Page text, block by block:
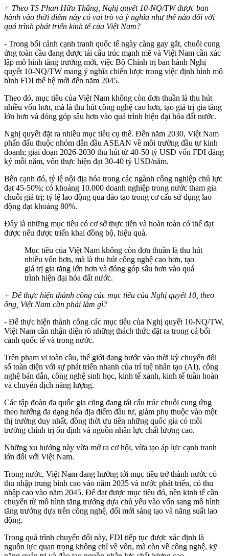
+ Theo TS Phan Hữu Thắng, Nghị quyết 10-NQ/TW được ban
hành vào thời điểm này có vai trò và ý nghĩa như thế nào đối với
quá trình phát triển kinh tế của Việt Nam?
- Trong bối cảnh cạnh tranh quốc tế ngày càng gay gắt, chuỗi cung
ứng toàn cầu đang được tái cấu trúc mạnh mẽ và Việt Nam cần xác
lập mô hình tăng trưởng mới, việc Bộ Chính trị ban hành Nghị
quyết 10-NQ/TW mang ý nghĩa chiến lược trong việc định hình mô
hình FDI thế hệ mới đến năm 2045.
Theo đó, mục tiêu của Việt Nam không còn đơn thuần là thu hút
nhiều vốn hơn, mà là thu hút công nghệ cao hơn, tạo giá trị gia tăng
lớn hơn và đóng góp sâu hơn vào quá trình hiện đại hóa đất nước.
Nghị quyết đặt ra nhiều mục tiêu cụ thể. Đến năm 2030, Việt Nam
phấn đấu thuộc nhóm dẫn đầu ASEAN về môi trường đầu tư kinh
doanh; giai đoạn 2026-2030 thu hút từ 40-50 tỷ USD vốn FDI đăng
ký mỗi năm, vốn thực hiện đạt 30-40 tỷ USD/năm.
Bên cạnh đó, tỷ lệ nội địa hóa trong các ngành công nghiệp chủ lực
đạt 45-50%; có khoảng 10.000 doanh nghiệp trong nước tham gia
chuỗi giá trị; tỷ lệ lao động qua đào tạo trong cơ cấu sử dụng lao
động đạt khoảng 80%.
Đây là những mục tiêu có cơ sở thực tiễn và hoàn toàn có thể đạt
được nếu được triển khai đồng bộ, hiệu quả.
Mục tiêu của Việt Nam không còn đơn thuần là thu hút
nhiều vốn hơn, mà là thu hút công nghệ cao hơn, tạo
giá trị gia tăng lớn hơn và đóng góp sâu hơn vào quá
trình hiện đại hóa đất nước.
+ Để thực hiện thành công các mục tiêu của Nghị quyết 10, theo
ông, Việt Nam cần phải làm gì?
- Để thực hiện thành công các mục tiêu của Nghị quyết 10-NQ/TW,
Việt Nam cần nhận diện rõ những thách thức đặt ra trong cả bối
cảnh quốc tế và trong nước.
Trên phạm vi toàn cầu, thế giới đang bước vào thời kỳ chuyển đổi
số toàn diện với sự phát triển nhanh của trí tuệ nhân tạo (AI), công
nghệ bán dẫn, công nghệ sinh học, kinh tế xanh, kinh tế tuần hoàn
và chuyển dịch năng lượng.
Các tập đoàn đa quốc gia cũng đang tái cấu trúc chuỗi cung ứng
theo hướng đa dạng hóa địa điểm đầu tư, giảm phụ thuộc vào một
thị trường duy nhất, đồng thời ưu tiên những quốc gia có môi
trường chính trị ổn định và nguồn nhân lực chất lượng cao.
Những xu hướng này vừa mở ra cơ hội, vừa tạo áp lực cạnh tranh
lớn đối với Việt Nam.
Trong nước, Việt Nam đang hướng tới mục tiêu trở thành nước có
thu nhập trung bình cao vào năm 2035 và nước phát triển, có thu
nhập cao vào năm 2045. Để đạt được mục tiêu đó, nền kinh tế cần
chuyển từ mô hình tăng trưởng dựa chủ yếu vào vốn sang mô hình
tăng trưởng dựa trên công nghệ, đổi mới sáng tạo và năng suất lao
động.
Trong quá trình chuyển đổi này, FDI tiếp tục được xác định là
nguồn lực quan trọng không chỉ về vốn, mà còn về công nghệ, kỹ